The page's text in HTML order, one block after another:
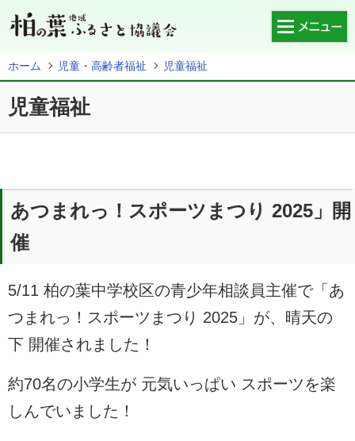
メニュー
柏の葉地域・暮らしの情報
役員会議室
各自治会・町会
各種リンク
ホーム 児童・高齢者福祉 児童福祉
児童福祉
あつまれっ！スポーツまつり 2025」開
催
5/11 柏の葉中学校区の青少年相談員主催で「あ
つまれっ！スポーツまつり 2025」が、晴天の
下 開催されました！
約70名の小学生が 元気いっぱい スポーツを楽
しんでいました！